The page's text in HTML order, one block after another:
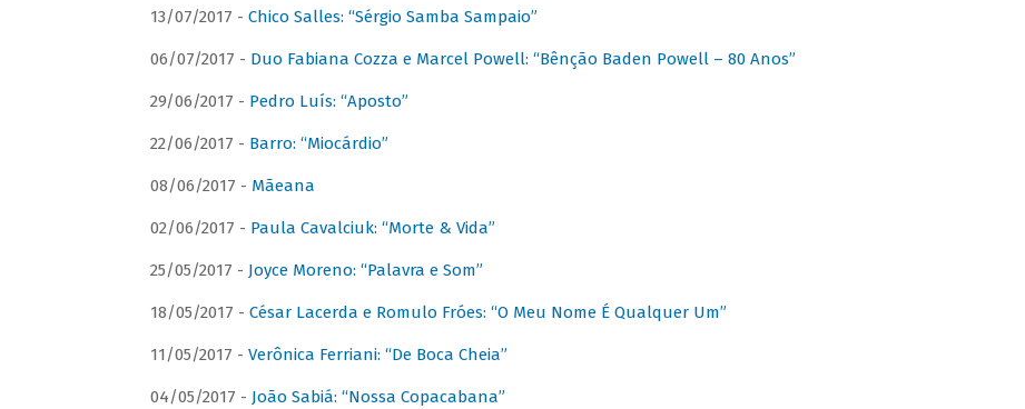
13/07/2017 - Chico Salles: “Sérgio Samba Sampaio”
06/07/2017 - Duo Fabiana Cozza e Marcel Powell: “Bênção Baden Powell – 80 Anos”
29/06/2017 - Pedro Luís: “Aposto”
22/06/2017 - Barro: “Miocárdio”
08/06/2017 - Mãeana
02/06/2017 - Paula Cavalciuk: “Morte & Vida”
25/05/2017 - Joyce Moreno: “Palavra e Som”
18/05/2017 - César Lacerda e Romulo Fróes: “O Meu Nome É Qualquer Um”
11/05/2017 - Verônica Ferriani: “De Boca Cheia”
04/05/2017 - João Sabiá: “Nossa Copacabana”